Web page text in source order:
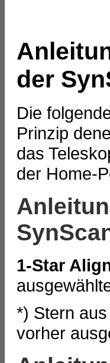
der
Die
Prinzip
das
der Home-
1-Star
*) Stern
vorher